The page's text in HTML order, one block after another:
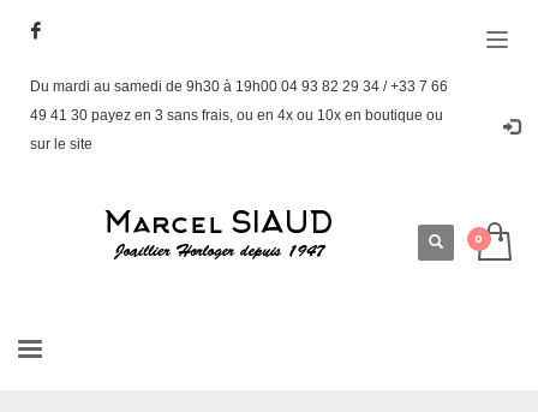
Du mardi au samedi de 9h30 à 19h00 04 93 82 29 34 / +33 7 66
49 41 30 payez en 3 sans frais, ou en 4x ou 10x en boutique ou
sur le site